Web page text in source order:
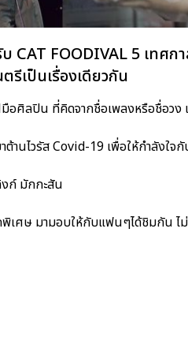
CAT FOODIVAL 5 เทศก
รีเป็นเรื่องเดียวกัน
ศิลปิน ที่คิดจากชื่อเพลงหรือชื่อวง
านไวรัส Covid-19 เพื่อให้กำลังใ
ก์ มักกะสัน
ศษ มามอบให้กับแฟนๆได้ชิมกัน ไม่